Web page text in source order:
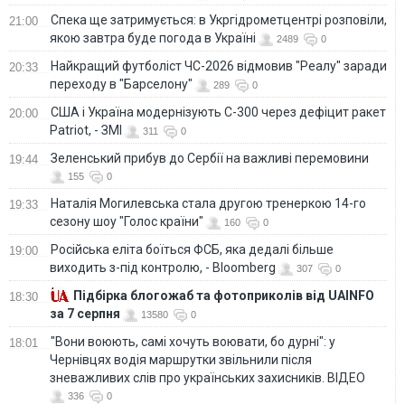
21:00
Спека ще затримується: в Укргідрометцентрі розповіли,
якою завтра буде погода в Україні
2489 0
20:33
Найкращий футболіст ЧС-2026 відмовив "Реалу" заради
переходу в "Барселону"
289 0
20:00
США і Україна модернізують С-300 через дефіцит ракет
Patriot, - ЗМІ
311 0
19:44 Зеленський прибув до Сербії на важливі перемовини
155 0
19:33
Наталія Могилевська стала другою тренеркою 14-го
сезону шоу "Голос країни"
160 0
19:00
Російська еліта боїться ФСБ, яка дедалі більше
виходить з-під контролю, - Bloomberg
307 0
18:30
Підбірка блогожаб та фотоприколів від UAINFO
за 7 серпня
13580 0
18:01
"Вони воюють, самі хочуть воювати, бо дурні": у
Чернівцях водія маршрутки звільнили після
зневажливих слів про українських захисників. ВІДЕО
336 0